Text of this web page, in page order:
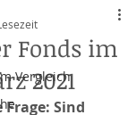
Vergleich
Fonds im
2021
Sind